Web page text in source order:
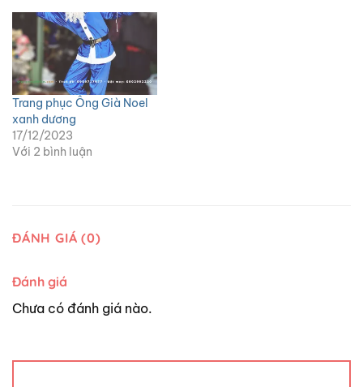
Trang phục Ông Già Noel
xanh dương
17/12/2023
Với 2 bình luận
ĐÁNH GIÁ (0)
Đánh giá
Chưa có đánh giá nào.